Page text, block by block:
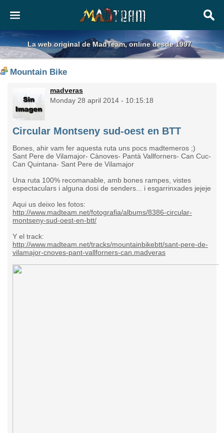
La web original de MadTeam, online desde 1997
Mountain Bike
madveras
Monday 28 april 2014 - 10:15:18
Circular Montseny sud-oest en BTT
Bones, ahir vam fer aquesta ruta uns pocs madtemeros ;)
Sant Pere de Vilamajor- Cànoves- Pantà Vallforners- Can Cuc-
Can Quintana- Sant Pere de Vilamajor
Una ruta 100% recomanable, amb bones rampes, vistes
espectaculars i alguna dosi de senders... i esgarrinxades jejeje
Aqui us deixo les fotos:
http://www.madteam.net/fotografia/albums/8386-circular-
montseny-sud-oest-en-btt/
Y el track:
http://www.madteam.net/tracks/mountainbikebtt/sant-pere-de-
vilamajor-cnoves-pant-vallforners-can.madveras